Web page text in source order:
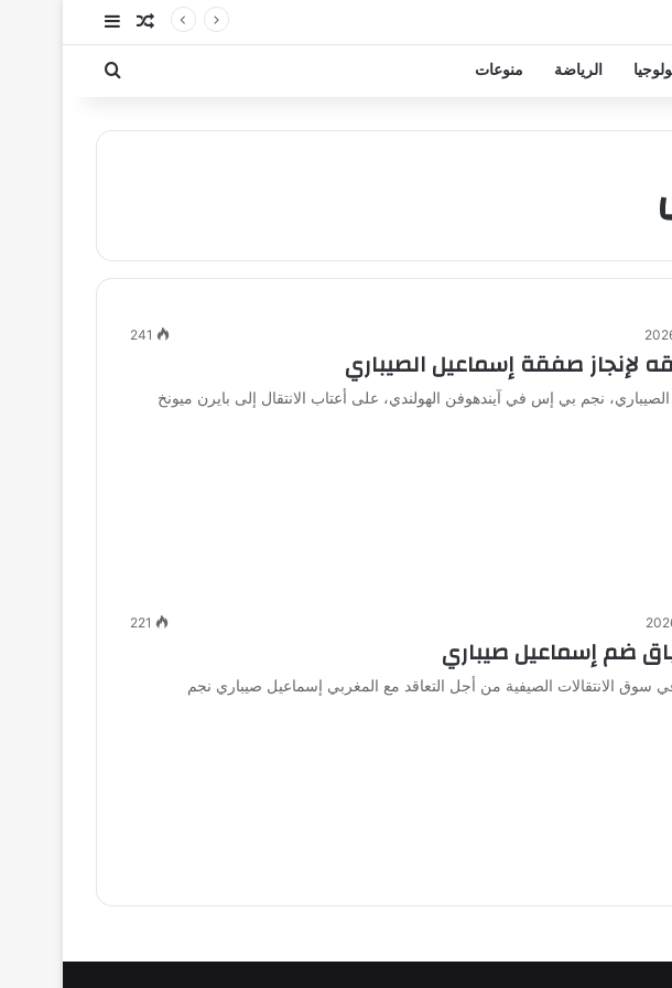
مقال عشوائي
إضافة عمود
الرياضة منوعات بحث عن
241
لإنجاز صفقة إسماعيل الصيباري
نجم بي إس في آيندهوفن الهولندي، على أعتاب الانتقال إلى بايرن ميونخ
221
ضم إسماعيل صيباري
في سوق الانتقالات الصيفية من أجل التعاقد مع المغربي إسماعيل صيباري نجم